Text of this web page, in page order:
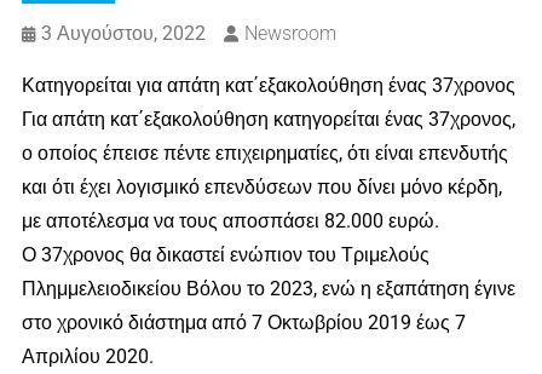
3 Αυγούστου, 2022 Newsroom
Κατηγορείται για απάτη κατ΄εξακολούθηση ένας 37χρονος
Για απάτη κατ΄εξακολούθηση κατηγορείται ένας 37χρονος,
ο οποίος έπεισε πέντε επιχειρηματίες, ότι είναι επενδυτής
και ότι έχει λογισμικό επενδύσεων που δίνει μόνο κέρδη,
με αποτέλεσμα να τους αποσπάσει 82.000 ευρώ.
Ο 37χρονος θα δικαστεί ενώπιον του Τριμελούς
Πλημμελειοδικείου Βόλου το 2023, ενώ η εξαπάτηση έγινε
στο χρονικό διάστημα από 7 Οκτωβρίου 2019 έως 7
Απριλίου 2020.